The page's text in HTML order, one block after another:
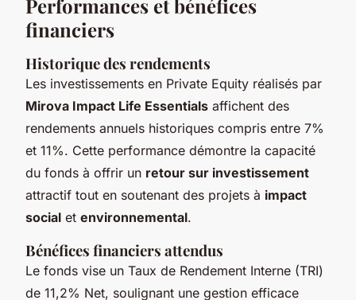
Performances et bénéfices
financiers
Historique des rendements
Les investissements en Private Equity réalisés par
Mirova Impact Life Essentials affichent des
rendements annuels historiques compris entre 7%
et 11%. Cette performance démontre la capacité
du fonds à offrir un retour sur investissement
attractif tout en soutenant des projets à impact
social et environnemental.
Bénéfices financiers attendus
Le fonds vise un Taux de Rendement Interne (TRI)
de 11,2% Net, soulignant une gestion efficace